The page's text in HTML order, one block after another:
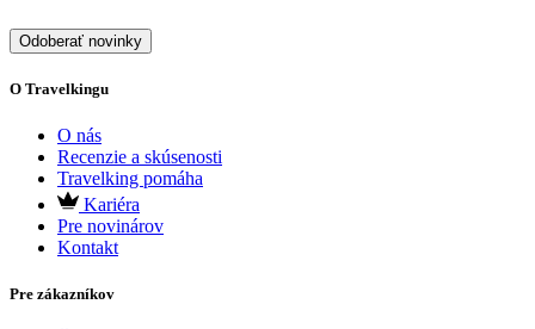
Odoberať novinky
O Travelkingu
O nás
Recenzie a skúsenosti
Travelking pomáha
Kariéra
Pre novinárov
Kontakt
Pre zákazníkov